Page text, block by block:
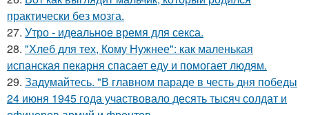
практически без мозга.
27. Утро - идеальное время для секса.
28. "Хлеб для тех, Кому Нужнее": как маленькая
испанская пекарня спасает еду и помогает людям.
29. Задумайтесь. "В главном параде в честь дня победы
24 июня 1945 года участвовало десять тысяч солдат и